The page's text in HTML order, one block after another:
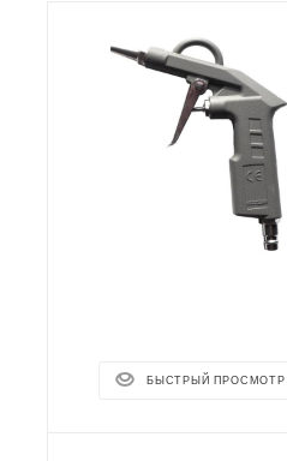
БЫСТРЫЙ ПРОСМОТР